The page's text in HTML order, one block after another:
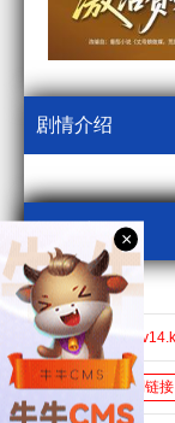
剧情介绍
kcm3u8
全集$https://
全选 复制链接
×